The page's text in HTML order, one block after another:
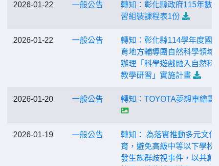
2026-01-22 一般公告
轉知：彰化縣政府115年數
習組裝課程表1份
2026-01-22 一般公告
轉知：彰化縣114學年度國
育地方輔導團自然科學領域
辦理「科學遊戲融入自然科
教學研習」實施計畫
2026-01-20 一般公告 轉知：TOYOTA夢想車繪畫
2026-01-19 一般公告
轉知： 為落實推動多元文化
育，避免高級中等以下學校
發生族群歧視事件，以共創